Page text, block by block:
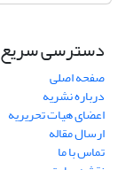
دسترسی سریع
صفحه اصلی
درباره نشریه
اعضای هیات تحریریه
ارسال مقاله
تماس با ما